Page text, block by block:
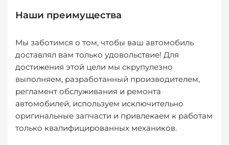
Наши преимущества
Мы заботимся о том, чтобы ваш автомобиль
доставлял вам только удовольствие! Для
достижения этой цели мы скрупулезно
выполняем, разработанный производителем,
регламент обслуживания и ремонта
автомобилей, используем исключительно
оригинальные запчасти и привлекаем к работам
только квалифицированных механиков.